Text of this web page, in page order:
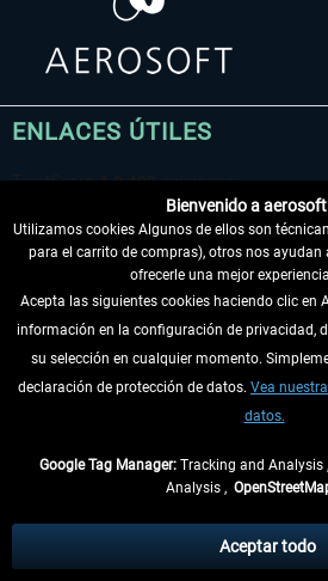
ENLACES ÚTILES
DESISTIR DEL CONTRATO
INFORMACIÓN
tasas de recepción si no se
** De aplicación a envíos dentro de Alemania.
Bienvenido a
Utilizamos cookies Algunos de ellos son
para el carrito de compras), otros nos
ofrecerle una mejor
Acepta las siguientes cookies haciendo clic en
información en la configuración de privacidad,
su selección en cualquier momento.
declaración de protección de datos. Vea
datos.
Google Tag Manager: Tracking and Analysis ,
Analysis ,
Aceptar todo